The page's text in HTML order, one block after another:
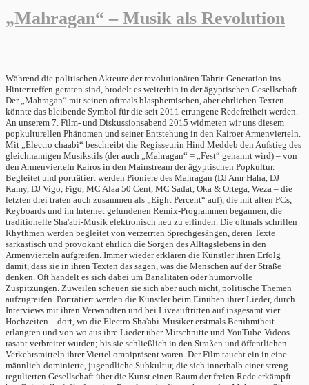
„Mahragan“ – Musik als Revolution
Während die politischen Akteure der revolutionären Tahrir-Generation ins
Hintertreffen geraten sind, brodelt es weiterhin in der ägyptischen Gesellschaft.
Der „Mahragan“ mit seinen oftmals blasphemischen, aber ehrlichen Texten
könnte das bleibende Symbol für die seit 2011 errungene Redefreiheit werden.
An unserem 7. Film- und Diskussionsabend 2015 widmeten wir uns diesem
popkulturellen Phänomen und seiner Entstehung in den Kairoer Armenvierteln.
Mit „Electro chaabi“ beschreibt die Regisseurin Hind Meddeb den Aufstieg des
gleichnamigen Musikstils (der auch „Mahragan“ = „Fest“ genannt wird) – von
den Armenvierteln Kairos in den Mainstream der ägyptischen Popkultur.
Begleitet und porträtiert werden Pioniere des Mahragan (DJ Amr Haha, DJ
Ramy, DJ Vigo, Figo, MC Alaa 50 Cent, MC Sadat, Oka & Ortega, Weza – die
letzten drei traten auch zusammen als „Eight Percent“ auf), die mit alten PCs,
Keyboards und im Internet gefundenen Remix-Programmen begannen, die
traditionelle Sha'abi-Musik elektronisch neu zu erfinden. Die oftmals schrillen
Rhythmen werden begleitet von verzerrten Sprechgesängen, deren Texte
sarkastisch und provokant ehrlich die Sorgen des Alltagslebens in den
Armenvierteln aufgreifen. Immer wieder erklären die Künstler ihren Erfolg
damit, dass sie in ihren Texten das sagen, was die Menschen auf der Straße
denken. Oft handelt es sich dabei um Banalitäten oder humorvolle
Zuspitzungen. Zuweilen scheuen sie sich aber auch nicht, politische Themen
aufzugreifen. Porträtiert werden die Künstler beim Einüben ihrer Lieder, durch
Interviews mit ihren Verwandten und bei Liveauftritten auf insgesamt vier
Hochzeiten – dort, wo die Electro Sha'abi-Musiker erstmals Berühmtheit
erlangten und von wo aus ihre Lieder über Mitschnitte und YouTube-Videos
rasant verbreitet wurden; bis sie schließlich in den Straßen und öffentlichen
Verkehrsmitteln ihrer Viertel omnipräsent waren. Der Film taucht ein in eine
männlich-dominierte, jugendliche Subkultur, die sich innerhalb einer streng
regulierten Gesellschaft über die Kunst einen Raum der freien Rede erkämpft